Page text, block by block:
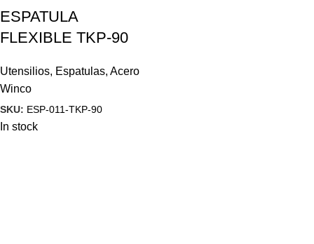
ESPATULA
FLEXIBLE TKP-90
Utensilios, Espatulas, Acero
Winco
SKU: ESP-011-TKP-90
In stock